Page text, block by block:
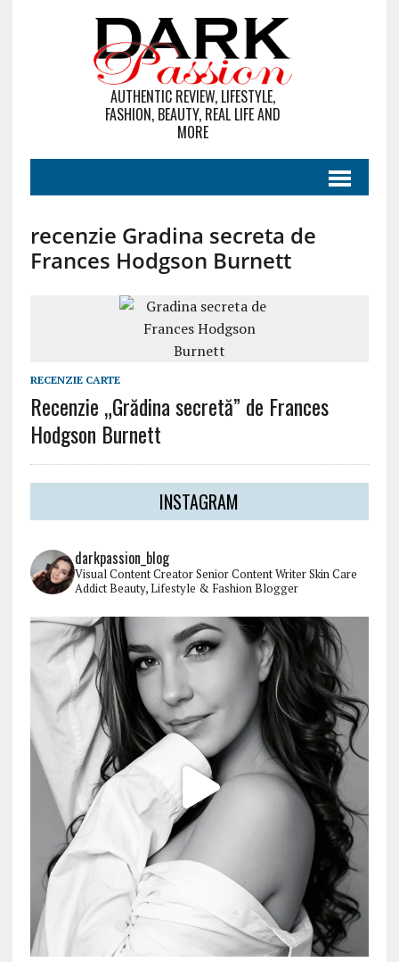
AUTHENTIC REVIEW, LIFESTYLE,
FASHION, BEAUTY, REAL LIFE AND
MORE
recenzie Gradina secreta de
Frances Hodgson Burnett
RECENZIE CARTE
Recenzie „Grădina secretă” de Frances
Hodgson Burnett
INSTAGRAM
darkpassion_blog
Visual Content CreatorSenior Content WriterSkin Care
AddictBeauty, Lifestyle & Fashion Blogger